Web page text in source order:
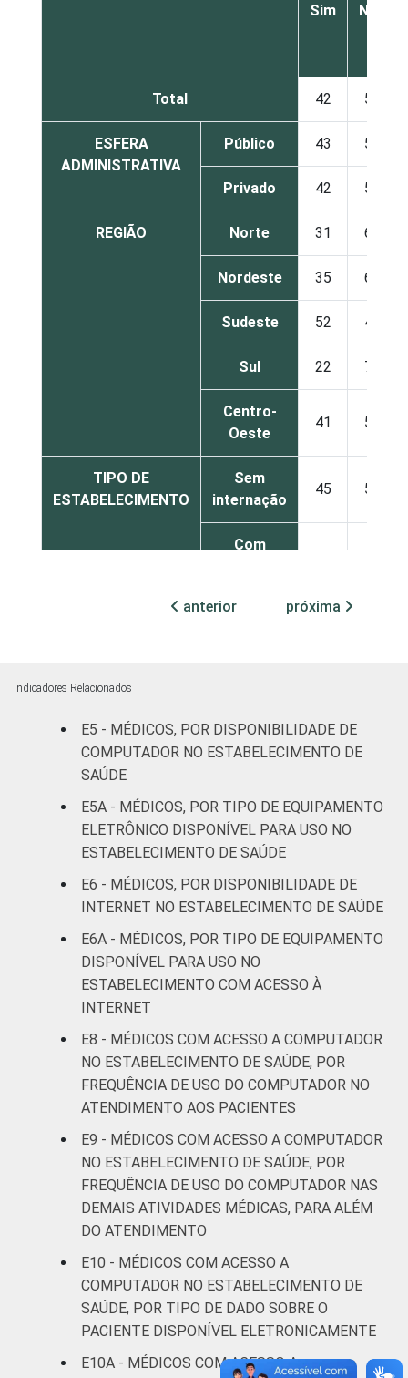
Sim Não
Total 42 56
ESFERA
ADMINISTRATIVA
Público 43 55
Privado 42 56
REGIÃO Norte 31 68
Nordeste 35 64
Sudeste 52 46
Sul 22 75
Centro-
Oeste
41 53
TIPO DE
ESTABELECIMENTO
Sem
internação
45 53
Com
leitos)
50 leitos)
diagnose e
terapia
- -
IDENTIFICAÇÃO DE
UNIDADE BÁSICA
UBS 47
FAIXA ETÁRIA
Até 35
anos
36
De 36 a 50
anos
52 46
De 51
mais
LOCALIZAÇÃO Capital 42 57
Fonte: CGI.br/NIC.br, Centro Regional de
Estudos para o Desenvolvimento da
Sociedade da Informação (Cetic.br),
informação e comunicação nos
anterior próxima
Indicadores Relacionados
E5 - MÉDICOS, POR DISPONIBILIDADE DE
COMPUTADOR NO ESTABELECIMENTO DE
SAÚDE
E5A - MÉDICOS, POR TIPO DE EQUIPAMENTO
ELETRÔNICO DISPONÍVEL PARA USO NO
ESTABELECIMENTO DE SAÚDE
E6 - MÉDICOS, POR DISPONIBILIDADE DE
INTERNET NO ESTABELECIMENTO DE SAÚDE
E6A - MÉDICOS, POR TIPO DE EQUIPAMENTO
DISPONÍVEL PARA USO NO
ESTABELECIMENTO COM ACESSO À
INTERNET
E8 - MÉDICOS COM ACESSO A COMPUTADOR
NO ESTABELECIMENTO DE SAÚDE, POR
FREQUÊNCIA DE USO DO COMPUTADOR NO
ATENDIMENTO AOS PACIENTES
E9 - MÉDICOS COM ACESSO A COMPUTADOR
NO ESTABELECIMENTO DE SAÚDE, POR
FREQUÊNCIA DE USO DO COMPUTADOR NAS
DEMAIS ATIVIDADES MÉDICAS, PARA ALÉM
DO ATENDIMENTO
E10 - MÉDICOS COM ACESSO A
COMPUTADOR NO ESTABELECIMENTO DE
SAÚDE, POR TIPO DE DADO SOBRE O
PACIENTE DISPONÍVEL ELETRONICAMENTE
E10A - MÉDICOS COM ACESSO A